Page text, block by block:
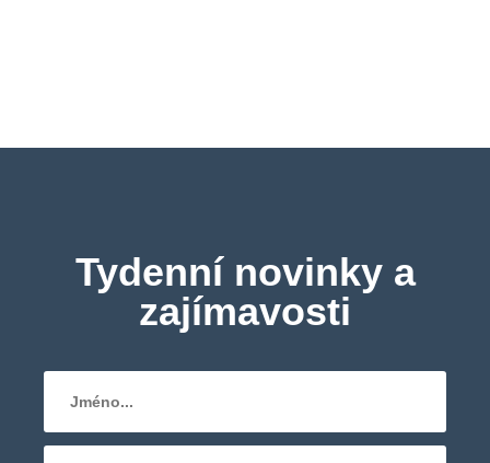
Tydenní novinky a
zajímavosti